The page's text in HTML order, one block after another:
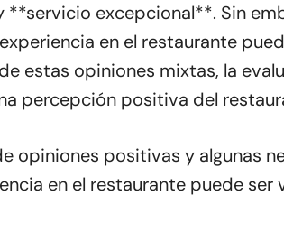
excepcional**. Sin
en el restaurante
estas opiniones mixtas, la
percepción positiva del
opiniones positivas y algunas
en el restaurante puede ser